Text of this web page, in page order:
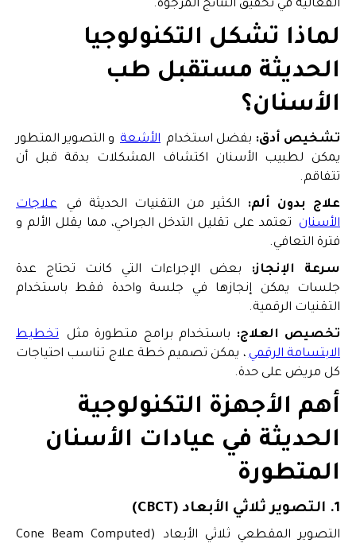
الفعالية في تحقيق النتائج المرجوة.
لماذا تشكل التكنولوجيا
الحديثة مستقبل طب
الأسنان؟
تشخيص أدق: بفضل استخدام الأشعة و التصوير المتطور
يمكن لطبيب الأسنان اكتشاف المشكلات بدقة قبل أن
تتفاقم.
علاج بدون ألم:
الكثير من التقنيات الحديثة في
علاجات
الأسنان
تعتمد على تقليل التدخل الجراحي، مما يقلل الألم و
فترة التعافي.
سرعة الإنجاز:
بعض الإجراءات التي كانت تحتاج عدة
جلسات يمكن إنجازها في جلسة واحدة فقط باستخدام
التقنيات الرقمية.
تخصيص العلاج: باستخدام برامج متطورة مثل
تخطيط
الابتسامة الرقمي ، يمكن تصميم خطة علاج تناسب احتياجات
كل مريض على حدة.
أهم الأجهزة التكنولوجية
الحديثة في عيادات الأسنان
المتطورة
1. التصوير ثلاثي الأبعاد (CBCT)
التصوير المقطعي ثلاثي الأبعاد (Cone Beam Computed